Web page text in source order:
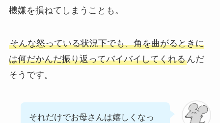
機嫌を損ねてしまうことも。
そんな怒っている状況下でも、角を曲がるときに
は何だかんだ振り返ってバイバイしてくれるんだ
そうです。
それだけでお母さんは嬉しくなっ